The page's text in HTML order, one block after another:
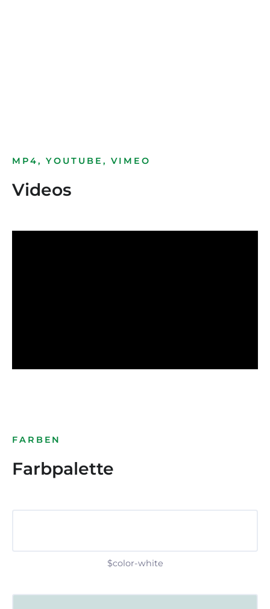
MP4, YOUTUBE, VIMEO
Videos
FARBEN
Farbpalette
$color-white